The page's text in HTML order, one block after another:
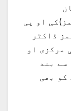
او پی
ڈاکٹر
مرکزی او
سے بند
کو بھی